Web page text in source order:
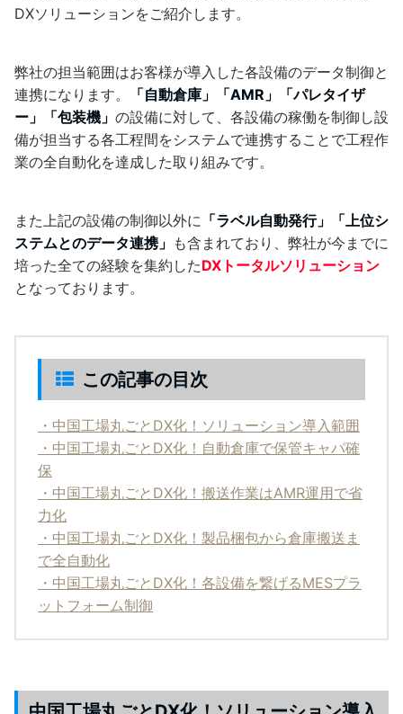
DXソリューションをご紹介します。
弊社の担当範囲はお客様が導入した各設備のデータ制御と
連携になります。
「自動倉庫」「AMR」「パレタイザ
ー」「包装機」 の設備に対して、各設備の稼働を制御し設
備が担当する各工程間をシステムで連携することで工程作
業の全自動化を達成した取り組みです。
また上記の設備の制御以外に 「ラベル自動発行」「上位シ
ステムとのデータ連携」 も含まれており、弊社が今までに
培った全ての経験を集約したDXトータルソリューション
となっております。
この記事の目次
・中国工場丸ごとDX化！ソリューション導入範囲
・中国工場丸ごとDX化！自動倉庫で保管キャパ確
保
・中国工場丸ごとDX化！搬送作業はAMR運用で省
力化
・中国工場丸ごとDX化！製品梱包から倉庫搬送ま
で全自動化
・中国工場丸ごとDX化！各設備を繋げるMESプラ
ットフォーム制御